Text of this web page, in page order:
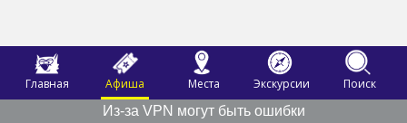
Главная Афиша Места Экскурсии
Поиск
Из-за VPN могут быть ошибки